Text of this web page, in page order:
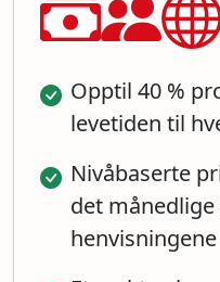
Opptil 40 %
levetiden til
Nivåbaserte
det månedlige